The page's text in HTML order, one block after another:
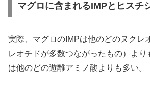
マグロに含まれるIMPとヒスチ
実際、マグロのIMPは他のどのヌクレ
レオチドが多数つながったもの）よ
は他のどの遊離アミノ酸よりも多い。